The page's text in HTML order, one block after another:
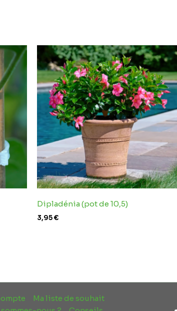
Dipladénia (pot de 10,5)
3,95€
Ma liste de souhait